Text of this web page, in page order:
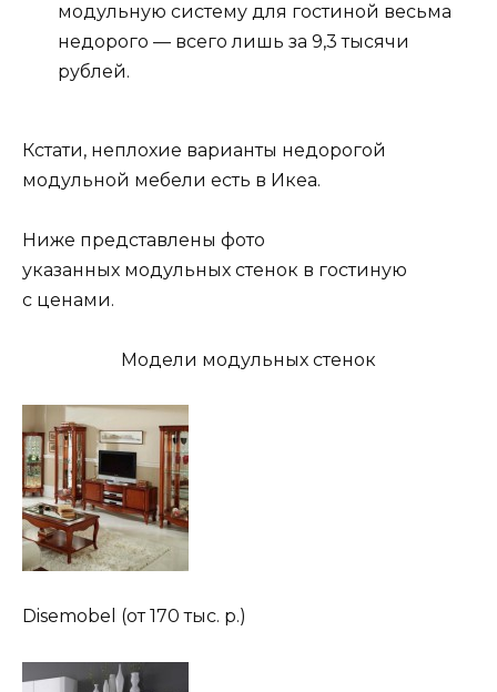
модульную систему для гостиной весьма
недорого — всего лишь за 9,3 тысячи
рублей.
Кстати, неплохие варианты недорогой
модульной мебели есть в Икеа.
Ниже представлены фото
указанных модульных стенок в гостиную
с ценами.
Модели модульных стенок
Disemobel (от 170 тыс. р.)